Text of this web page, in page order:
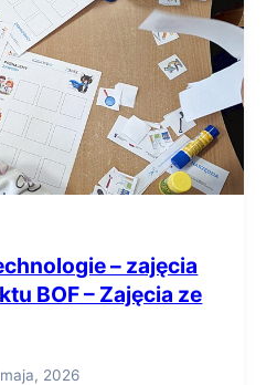
– zajęcia
BOF – Zajęcia ze
2026